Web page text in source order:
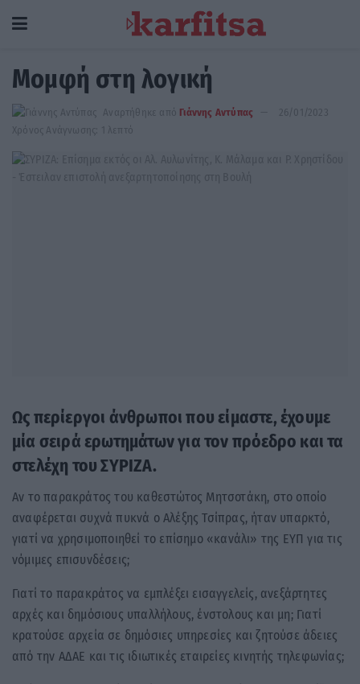
Μομφή στη λογική
Αναρτήθηκε από Γιάννης Αντύπας
26/01/2023
Χρόνος Ανάγνωσης: 1 λεπτό
Ως περίεργοι άνθρωποι που είμαστε, έχουμε
μία σειρά ερωτημάτων για τον πρόεδρο και τα
στελέχη του ΣΥΡΙΖΑ.
Αν το παρακράτος του καθεστώτος Μητσοτάκη, στο οποίο
αναφέρεται συχνά πυκνά ο Αλέξης Τσίπρας, ήταν υπαρκτό,
γιατί να χρησιμοποιηθεί το επίσημο «κανάλι» της ΕΥΠ για τις
νόμιμες επισυνδέσεις;
Γιατί το παρακράτος να εμπλέξει εισαγγελείς, ανεξάρτητες
αρχές και δημόσιους υπαλλήλους, ένστολους και μη; Γιατί
κρατούσε αρχεία σε δημόσιες υπηρεσίες και ζητούσε άδειες
από την ΑΔΑΕ και τις ιδιωτικές εταιρείες κινητής τηλεφωνίας;